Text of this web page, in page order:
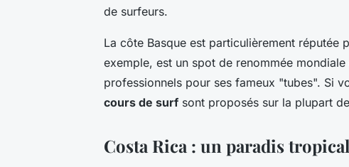
de surfeurs.
La côte Basque est particulièrement réputée
exemple, est un spot de renommée
professionnels pour ses fameux "tubes". Si
cours de surf sont proposés sur la plupart
Costa Rica : un paradis